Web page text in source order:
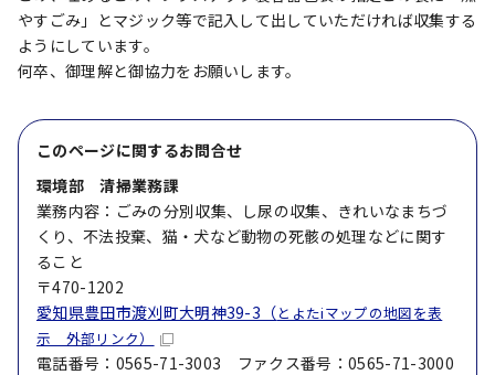
やすごみ」とマジック等で記入して出していただければ収集する
ようにしています。
何卒、御理解と御協力をお願いします。
このページに関するお問合せ
環境部 清掃業務課
業務内容：ごみの分別収集、し尿の収集、きれいなまちづ
くり、不法投棄、猫・犬など動物の死骸の処理などに関す
ること
〒470-1202
愛知県豊田市渡刈町大明神39-3（とよたiマップの地図を表
示 外部リンク）
電話番号：0565-71-3003 ファクス番号：0565-71-3000